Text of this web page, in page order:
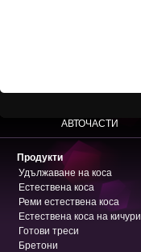
АВТОЧАСТИ
Продукти
Удължаване на коса
Естествена коса
Реми естествена коса
Естествена коса на кичури
Готови треси
Бретони